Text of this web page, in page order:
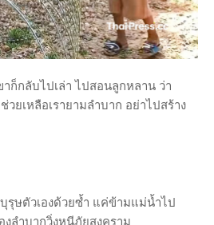
ก็กลับไปเล่า ไปสอนลูกหลาน ว่า
ยเหลือเรายามลำบาก อย่าไปสร้าง
รุษตัวเองด้วยซ้ำ แค่ข้ามแม่น้ำไป
ลำบากวิ่งหนีภัยสงคราม